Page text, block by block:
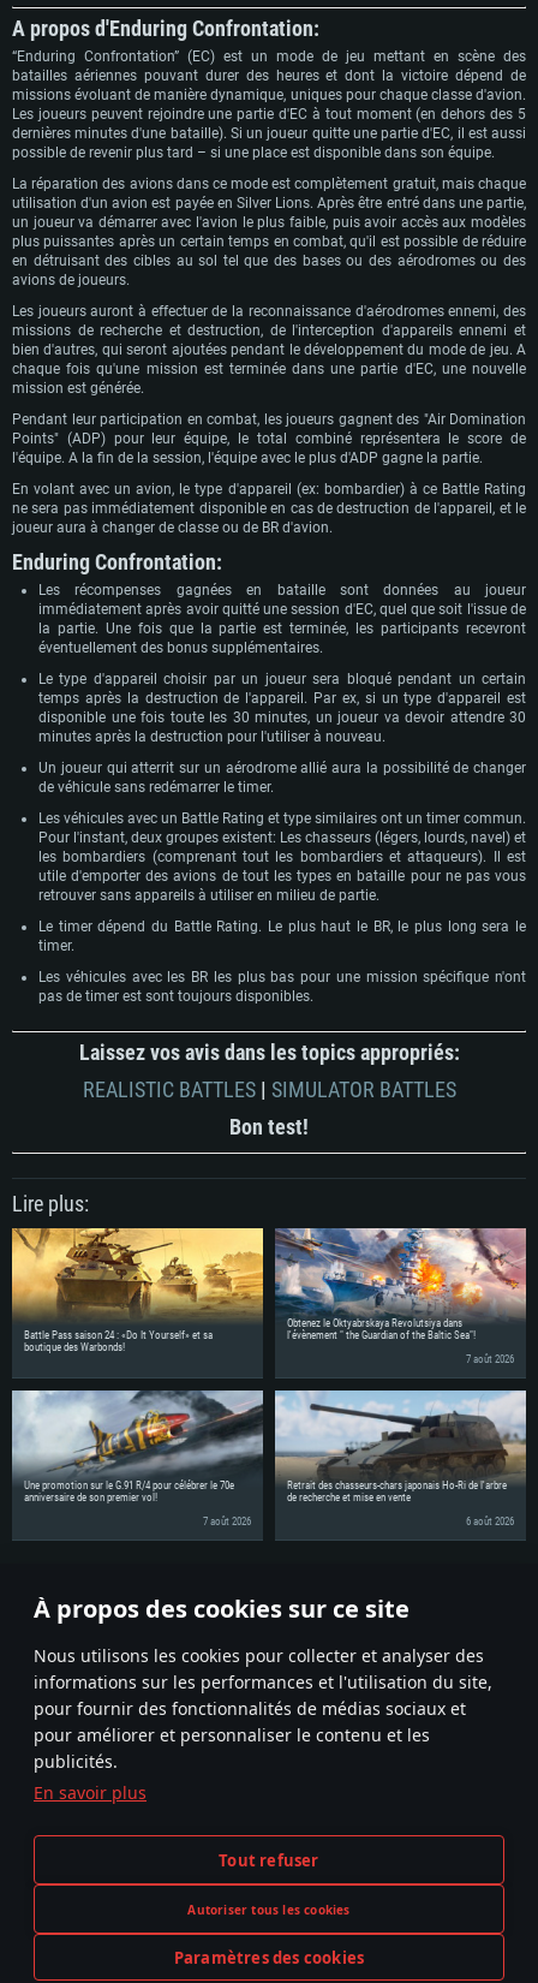
À propos des cookies sur ce site
Nous utilisons les cookies pour collecter et analyser des
informations sur les performances et l'utilisation du site,
pour fournir des fonctionnalités de médias sociaux et
pour améliorer et personnaliser le contenu et les
publicités.
En savoir plus
Tout refuser
Autoriser tous les cookies
Paramètres des cookies
Mémoire: 4 GB
Carte graphique supportant DirectX 11: AMD Radeon 77XX / NVIDIA
GeForce GTX 660. La résolution minimale supportée par le jeu est de 720p
Connection: Connexion Internet à haut débit
Disque dur: 23.1 Go (client minimal)
Recommandée
OS: Windows 10/11 (64 bit)
Processeur: Intel Core i5 ou Ryzen5 3600 et plus
Mémoire: 16 GB et plus
Carte graphique supportant DirectX 11 ou plus et drivers: Nvidia GeForce
1060 et plus, Radeon RX 570 et plus.
Connection: Connexion Internet à haut débit
Disque dur: 75.9 Go (client complet)
Mémoire: 6 GB
Carte graphique: Intel Iris Pro 5200 (Mac), ou analogue AMD/Nvidia. La
résolution minimale supportée par le jeu est de 720p.
Connection: Connexion Internet à haut débit
Disque dur: 62,2 Go (client minimal)
Recommandée
OS: Mac OS Big Sur 11.0 ou plus récent
Processeur: Core i7 (Les processeurs Intel Xeon ne sont pas supportés)
Mémoire: 8 GB
Carte graphique: Radeon Vega II ou plus avec support de Metal
Connection: Connexion Internet à haut débit
Disque dur: 62,2 Go (client complet)
Mémoire: 4 GB
Carte graphique: NVIDIA 660 avec les derniers drivers (moins de 6 mois) /
de même pour AMD (La résolution minimale supportée par le jeu est de
720p)
Connection: Connexion Internet à haut débit
Disque dur: 62,2 Go (client minimal)
Recommandée
OS: Ubuntu 20.04 64bit
Processeur: Intel Core i7
Mémoire: 8 GB
Carte graphique: NVIDIA 1060 avec les derniers drivers (moins de 6 mois) /
de même pour AMD (Radeon RX 570) avec les derniers drivers de moins de
6 mois et supportant Vulkan
Connection: Connexion Internet à haut débit
Disque dur: 60,2 Go (client complet)
A propos d'Enduring Confrontation:
“Enduring Confrontation” (EC) est un mode de jeu mettant en scène des
batailles aériennes pouvant durer des heures et dont la victoire dépend de
missions évoluant de manière dynamique, uniques pour chaque classe d'avion.
Les joueurs peuvent rejoindre une partie d'EC à tout moment (en dehors des 5
dernières minutes d'une bataille). Si un joueur quitte une partie d'EC, il est aussi
possible de revenir plus tard – si une place est disponible dans son équipe.
La réparation des avions dans ce mode est complètement gratuit, mais chaque
utilisation d'un avion est payée en Silver Lions. Après être entré dans une partie,
un joueur va démarrer avec l'avion le plus faible, puis avoir accès aux modèles
plus puissantes après un certain temps en combat, qu'il est possible de réduire
en détruisant des cibles au sol tel que des bases ou des aérodromes ou des
avions de joueurs.
Les joueurs auront à effectuer de la reconnaissance d'aérodromes ennemi, des
missions de recherche et destruction, de l'interception d'appareils ennemi et
bien d'autres, qui seront ajoutées pendant le développement du mode de jeu. A
chaque fois qu'une mission est terminée dans une partie d'EC, une nouvelle
mission est générée.
Pendant leur participation en combat, les joueurs gagnent des "Air Domination
Points" (ADP) pour leur équipe, le total combiné représentera le score de
l'équipe. A la fin de la session, l'équipe avec le plus d'ADP gagne la partie.
En volant avec un avion, le type d'appareil (ex: bombardier) à ce Battle Rating
ne sera pas immédiatement disponible en cas de destruction de l'appareil, et le
joueur aura à changer de classe ou de BR d'avion.
Enduring Confrontation:
Les récompenses gagnées en bataille sont données au joueur
immédiatement après avoir quitté une session d'EC, quel que soit l'issue de
la partie. Une fois que la partie est terminée, les participants recevront
éventuellement des bonus supplémentaires.
Le type d'appareil choisir par un joueur sera bloqué pendant un certain
temps après la destruction de l'appareil. Par ex, si un type d'appareil est
disponible une fois toute les 30 minutes, un joueur va devoir attendre 30
minutes après la destruction pour l'utiliser à nouveau.
Un joueur qui atterrit sur un aérodrome allié aura la possibilité de changer
de véhicule sans redémarrer le timer.
Les véhicules avec un Battle Rating et type similaires ont un timer commun.
Pour l'instant, deux groupes existent: Les chasseurs (légers, lourds, navel) et
les bombardiers (comprenant tout les bombardiers et attaqueurs). Il est
utile d'emporter des avions de tout les types en bataille pour ne pas vous
retrouver sans appareils à utiliser en milieu de partie.
Le timer dépend du Battle Rating. Le plus haut le BR, le plus long sera le
timer.
Les véhicules avec les BR les plus bas pour une mission spécifique n'ont
pas de timer est sont toujours disponibles.
Laissez vos avis dans les topics appropriés:
REALISTIC BATTLES| SIMULATOR BATTLES
Bon test!
Lire plus:
Battle Pass saison 24 : «Do It Yourself» et sa
boutique des Warbonds!
Obtenez le Oktyabrskaya Revolutsiya dans
l'évènement " the Guardian of the Baltic Sea"!
7 août 2026
Une promotion sur le G.91 R/4 pour célébrer le 70e
anniversaire de son premier vol!
7 août 2026
Retrait des chasseurs-chars japonais Ho-Ri de l'arbre
de recherche et mise en vente
6 août 2026
Discutez en sur le forum
Termes et conditions
Politique de confidentialité
Paramètres relatifs aux cookies